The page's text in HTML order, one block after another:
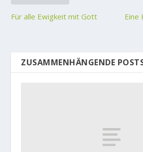
Für alle Ewigkeit mit Gott
Eine
ZUSAMMENHÄNGENDE